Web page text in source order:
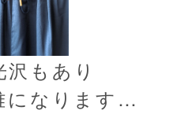
もあり
になります…